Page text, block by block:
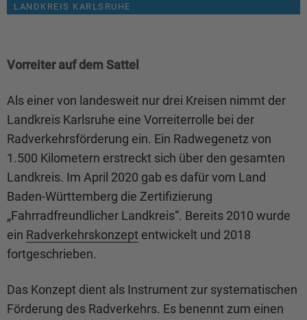
LANDKREIS KARLSRUHE
KARLSRUHE
LANDKREIS KARLSRUHE
Vorreiter auf dem Sattel
Als einer von landesweit nur drei Kreisen nimmt der
Landkreis Karlsruhe eine Vorreiterrolle bei der
Radverkehrsförderung ein. Ein Radwegenetz von
1.500 Kilometern erstreckt sich über den gesamten
Landkreis. Im April 2020 gab es dafür vom Land
Baden-Württemberg die Zertifizierung
„Fahrradfreundlicher Landkreis“. Bereits 2010 wurde
ein Radverkehrskonzept entwickelt und 2018
fortgeschrieben.
Das Konzept dient als Instrument zur systematischen
Förderung des Radverkehrs. Es benennt zum einen